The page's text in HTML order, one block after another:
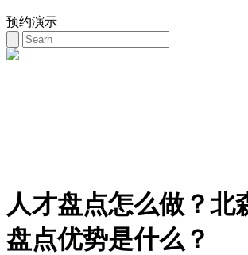
预约演示
人才盘点怎么做？北
盘点优势是什么？